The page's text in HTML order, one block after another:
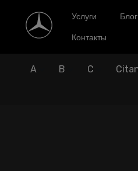
Услуги Блог
Контакты
A B C